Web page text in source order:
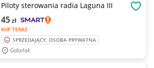
Piloty sterowania radia Laguna III
KUP TERAZ
45zł
SPRZEDAJĄCY: OSOBA PRYWATNA
Gdańsk